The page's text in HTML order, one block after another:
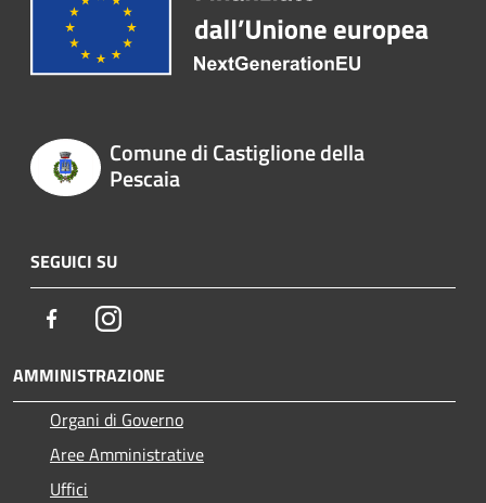
Comune di Castiglione della
Pescaia
SEGUICI SU
FacebookInstagram
AMMINISTRAZIONE
Organi di Governo
Aree Amministrative
Uffici